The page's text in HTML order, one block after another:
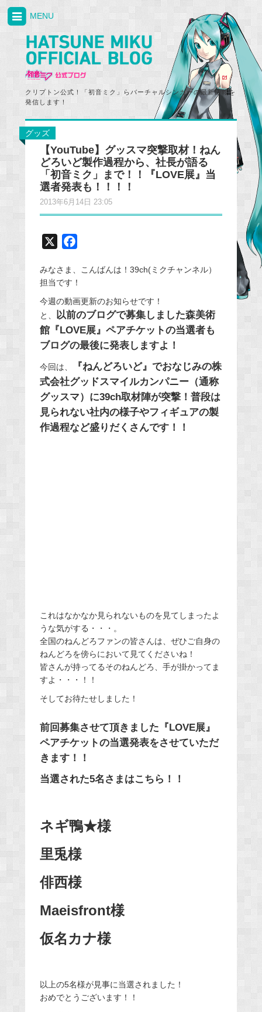
クリプトン公式！「初音ミク」らバーチャルシンガーの最新情報を
発信します！
MENU
グッズ
【YouTube】グッスマ突撃取材！ねん
どろいど製作過程から、社長が語る
「初音ミク」まで！！『LOVE展』当
選者発表も！！！！
2013年6月14日 23:05
c
e
b
o
o
k
みなさま、こんばんは！39ch(ミクチャンネル）
担当です！
今週の動画更新のお知らせです！
と、 以前のブログで募集しました森美術
館『LOVE展』ペアチケットの当選者も
ブログの最後に発表しますよ！
今回は、
『ねんどろいど』でおなじみの株
式会社グッドスマイルカンパニー（通称
グッスマ）に39ch取材陣が突撃！普段は
見られない社内の様子やフィギュアの製
作過程など盛りだくさんです！！
これはなかなか見られないものを見てしまったよ
うな気がする・・・。
全国のねんどろファンの皆さんは、ぜひご自身の
ねんどろを傍らにおいて見てくださいね！
皆さんが持ってるそのねんどろ、手が掛かってま
すよ・・・！！
そしてお待たせしました！
前回募集させて頂きました『LOVE展』
ペアチケットの当選発表をさせていただ
きます！！
当選された5名さまはこちら！！
ネギ鴨★様
里兎様
俳西様
Maeisfront様
仮名カナ様
以上の5名様が見事に当選されました！
おめでとうございます！！